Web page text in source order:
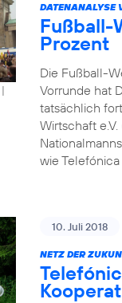
|
DATENANALYSE
Fußball-
Prozent
Die Fußball-
Vorrunde hat
tatsächlich
Wirtschaft
wie
10. Juli 2018
NETZ DER